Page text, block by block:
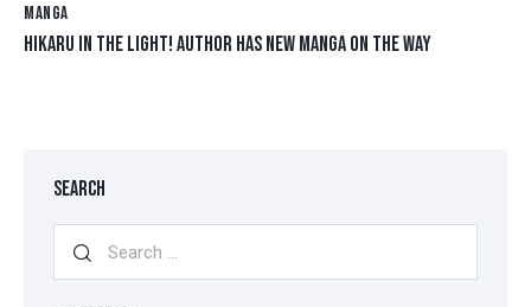
MANGA
HIKARU IN THE LIGHT! AUTHOR HAS NEW MANGA ON THE WAY
SEARCH